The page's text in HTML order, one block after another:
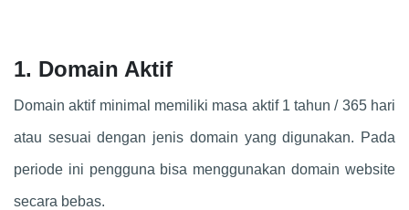
1. Domain Aktif
Domain aktif minimal memiliki masa aktif 1 tahun / 365 hari
atau sesuai dengan jenis domain yang digunakan. Pada
periode ini pengguna bisa menggunakan domain website
secara bebas.